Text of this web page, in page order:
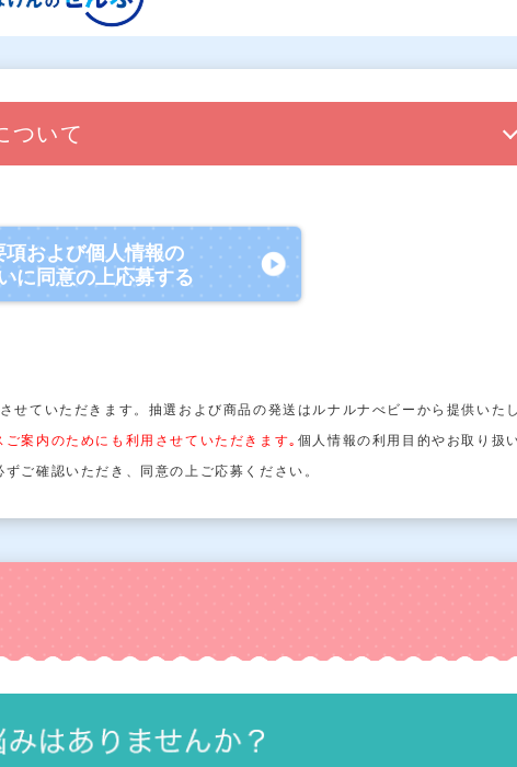
ついて
項および個人情報の
に同意の上応募する
せていただきます。 抽選および商品の発送はルナルナべビーから提供いた
案内のためにも利用させていただきます｡ 個⼈情報の利⽤⽬的やお取り扱
ずご確認いただき、同意の上ご応募ください。